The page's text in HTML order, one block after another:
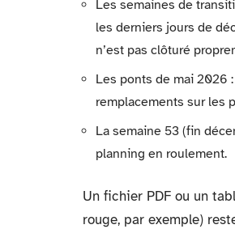
Les semaines de
les derniers jours de
n’est pas clôturé
Les ponts de mai 2026
remplacements sur les
La semaine 53 (fin
planning en roulement.
Un fichier PDF ou un
rouge, par exemple)